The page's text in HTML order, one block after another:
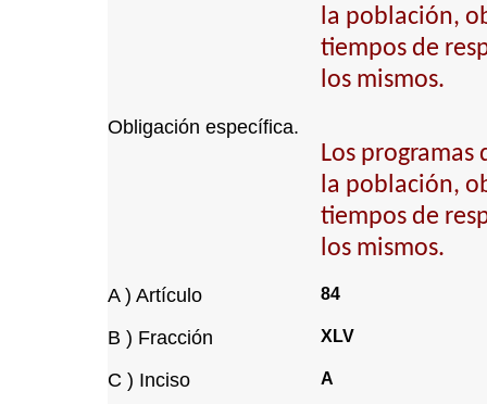
la población,
tiempos de
los mismos.
Obligación específica.
Los
la población,
tiempos de
los mismos.
A ) Artículo 84
B ) Fracción XLV
C ) Inciso A